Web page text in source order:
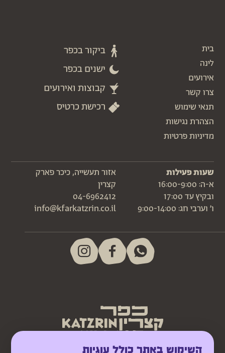
ביקור בכפר
ישנים בכפר
קבוצות ואירועים
רכישת כרטיס
בית
לינה
אירועים
צרו קשר
תנאי שימוש
הצהרת נגישות
מדיניות פרטיות
אזור תעשייה, כיכר פארק
קצרין
04-6962412
info@kfarkatzrin.co.il
שעות פעילות
א-ה: 16:00-9:00
ובקיץ עד 17:00
ו׳ וערבי חג: 9:00-14:00
השימוש באתר כולל עוגיות